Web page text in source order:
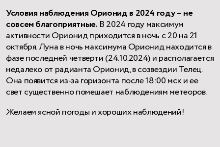
Условия наблюдения Орионид в 2024 году – не
совсем благоприятные.В 2024 году максимум
активности Орионид приходится в ночь с 20 на 21
октября. Луна в ночь максимума Орионид находится в
фазе последней четверти (24.10.2024) и располагается
недалеко от радианта Орионид, в созвездии Телец.
Она появится из-за горизонта после 18:00 мск и ее
свет существенно помешает наблюдениям метеоров.
Желаем ясной погоды и хороших наблюдений!